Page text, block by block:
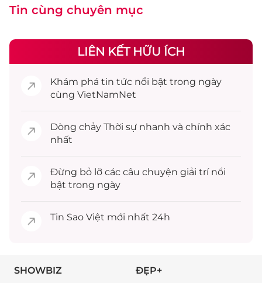
Tin cùng chuyên mục
LIÊN KẾT HỮU ÍCH
Khám phá tin tức nổi bật trong ngày
cùng VietNamNet
Dòng chảy Thời sự nhanh và chính xác
nhất
Đừng bỏ lỡ các câu chuyện giải trínổi
bật trong ngày
Tin Sao Việt mới nhất 24h
SHOWBIZ ĐẸP+